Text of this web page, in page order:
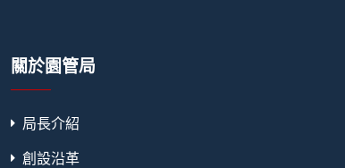
關於園管局
局長介紹
創設沿革